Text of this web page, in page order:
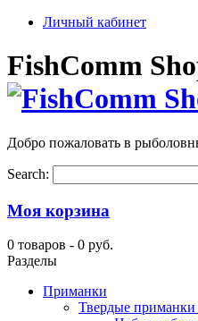
Личный кабинет
FishComm
Добро пожаловать в
Search:
Моя корзина
0 товаров - 0 руб.
Разделы
Приманки
Твердые